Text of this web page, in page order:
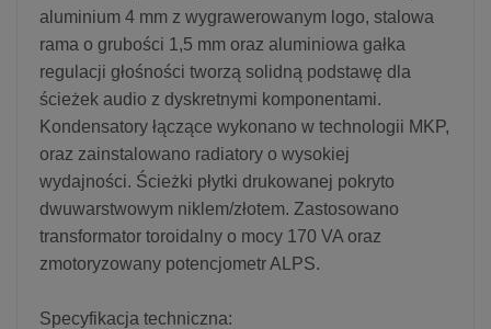
aluminium 4 mm z wygrawerowanym logo, stalowa
rama o grubości 1,5 mm oraz aluminiowa gałka
regulacji głośności tworzą solidną podstawę dla
ścieżek audio z dyskretnymi komponentami.
Kondensatory łączące wykonano w technologii MKP,
oraz zainstalowano radiatory o wysokiej
wydajności. Ścieżki płytki drukowanej pokryto
dwuwarstwowym niklem/złotem. Zastosowano
transformator toroidalny o mocy 170 VA oraz
zmotoryzowany potencjometr ALPS.
Specyfikacja techniczna: